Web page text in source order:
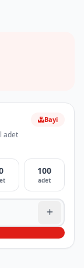
adet
Bayi
100
adet